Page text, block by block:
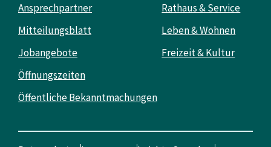
Ansprechpartner
Mitteilungsblatt
Jobangebote
Öffnungszeiten
Öffentliche Bekanntmachungen
Rathaus & Service
Leben & Wohnen
Freizeit & Kultur